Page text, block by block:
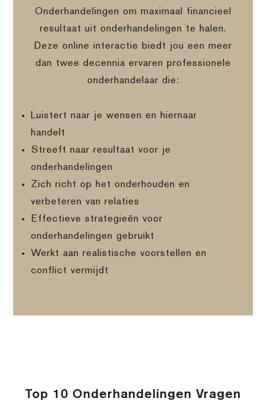
Onderhandelingen om maximaal financieel
resultaat uit onderhandelingen te halen.
Deze online interactie biedt jou een meer
dan twee decennia ervaren professionele
onderhandelaar die:
Luistert naar je wensen en hiernaar
handelt
Streeft naar resultaat voor je
onderhandelingen
Zich richt op het onderhouden en
verbeteren van relaties
Effectieve strategieën voor
onderhandelingen gebruikt
Werkt aan realistische voorstellen en
conflict vermijdt
Top 10 Onderhandelingen Vragen